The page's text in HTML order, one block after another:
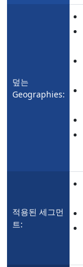
덮는
Geographies:
적용된 세그먼
트: